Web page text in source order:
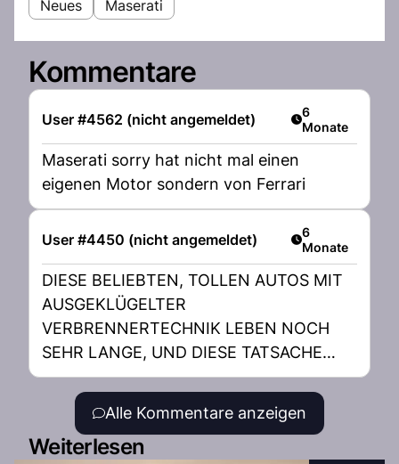
Neues Maserati
Kommentare
User #4562 (nicht angemeldet) Artikel
6
Monate
Maserati sorry hat nicht mal einen
eigenen Motor sondern von Ferrari
User #4450 (nicht angemeldet) Artikel
6
Monate
DIESE BELIEBTEN, TOLLEN AUTOS MIT
AUSGEKLÜGELTER
VERBRENNERTECHNIK LEBEN NOCH
SEHR LANGE, UND DIESE TATSACHE
MACHT DIE BENEBELTE E-
SEKTLERGEMEINDE FAST WAHNSINNIG!
Alle Kommentare anzeigen
Weiterlesen